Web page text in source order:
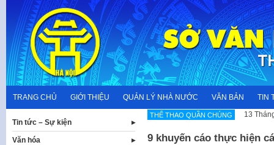
content
TRANG CHỦ GIỚI THIỆU QUẢN LÝ NHÀ NƯỚC VĂN BẢN TIN
THỂ THAO QUẦN CHÚNG 13
9 khuyến cáo thực hiện
Tin tức – Sự kiện
Văn hóa